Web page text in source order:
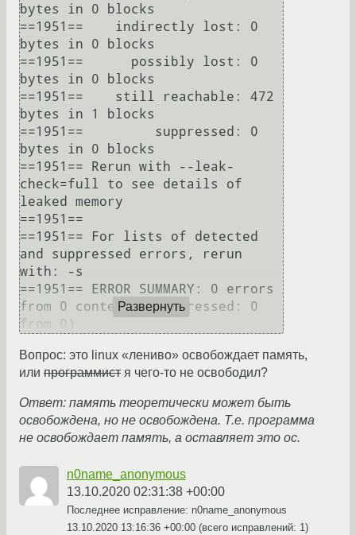
bytes in 0 blocks
==1951==    indirectly lost: 0
bytes in 0 blocks
==1951==      possibly lost: 0
bytes in 0 blocks
==1951==    still reachable: 472
bytes in 1 blocks
==1951==         suppressed: 0
bytes in 0 blocks
==1951== Rerun with --leak-
check=full to see details of
leaked memory
==1951==
==1951== For lists of detected
and suppressed errors, rerun
with: -s
==1951== ERROR SUMMARY: 0 errors
from 0 contexts (suppressed: 0
Развернуть
Вопрос: это linux «лениво» освобождает память,
или программист я чего-то не освободил?
Ответ: память теоретически может быть
освобождена, но не освобождена. Т.е. программа
не освобождает память, а оставляет это ос.
n0name_anonymous
13.10.2020 02:31:38 +00:00
Последнее исправление: n0name_anonymous
13.10.2020 13:16:36 +00:00 (всего исправлений: 1)